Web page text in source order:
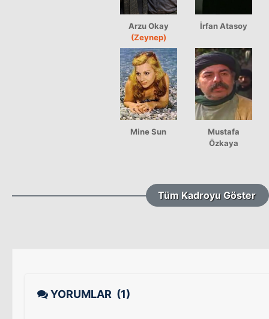
Arzu Okay
(Zeynep)
İrfan Atasoy
Mine Sun
Mustafa
Özkaya
Tüm Kadroyu Göster
YORUMLAR (1)